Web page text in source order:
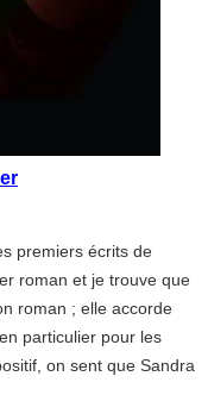
premiers écrits de
roman et je trouve que
roman ; elle accorde
particulier pour les
on sent que Sandra